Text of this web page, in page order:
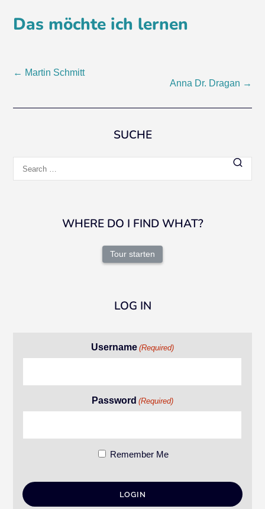
Das möchte ich lernen
Post
← Martin Schmitt
Anna Dr. Dragan →
SUCHE
for:
WHERE DO I FIND WHAT?
Tour starten
LOG IN
Username (Required)
Password (Required)
Remember Me